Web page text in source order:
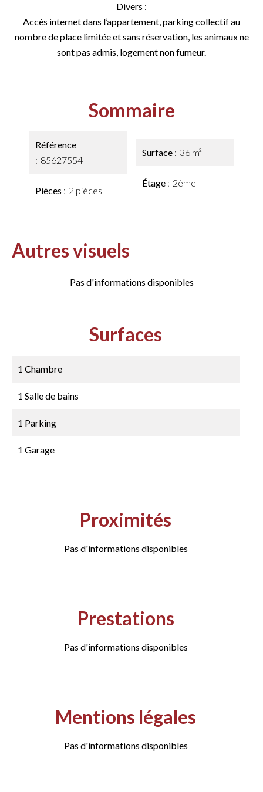
Divers :
Accès internet dans l’appartement, parking collectif au
nombre de place limitée et sans réservation, les animaux ne
sont pas admis, logement non fumeur.
Sommaire
Référence
85627554
Pièces 2 pièces
Surface 36 m²
Étage 2ème
Autres visuels
Pas d'informations disponibles
Surfaces
1 Chambre
1 Salle de bains
1 Parking
1 Garage
Proximités
Pas d'informations disponibles
Prestations
Pas d'informations disponibles
Mentions légales
Pas d'informations disponibles